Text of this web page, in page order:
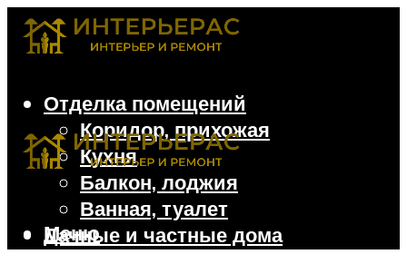
Отделка помещений
Коридор, прихожая
Кухня
Балкон, лоджия
Ванная, туалет
Дачные и частные дома
Меню